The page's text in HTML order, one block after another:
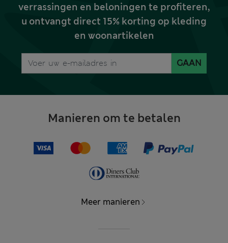
verrassingen en beloningen te profiteren,
u ontvangt direct 15% korting op kleding
en woonartikelen
GAAN
Manieren om te betalen
Meer manieren